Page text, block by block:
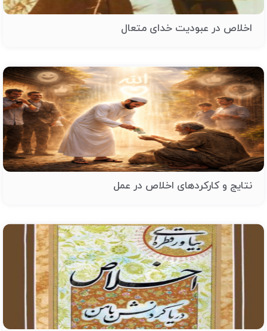
اخلاص در عبودیت خدای متعال
نتایج و کارکردهای اخلاص در عمل